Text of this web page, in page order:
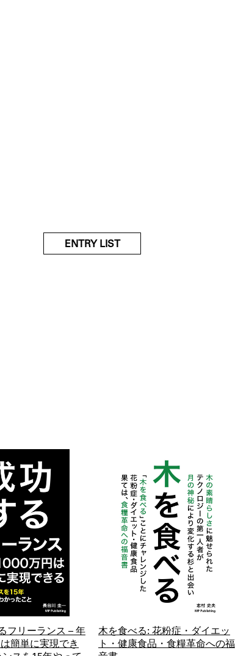
ENTRY LIST
フリーランス – 年
簡単に実現でき
木を食べる: 花粉症・ダイエッ
ト・健康食品・食糧革命への福